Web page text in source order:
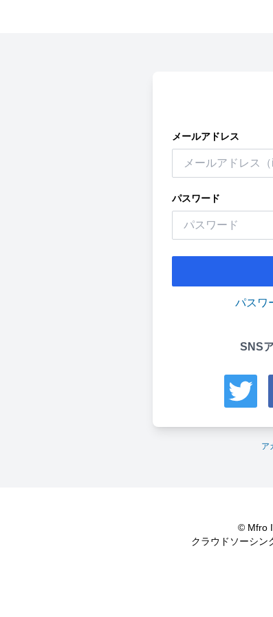
メールアドレス
パスワード
パスワ
SNS
ア
© Mfro
クラウドソーシン